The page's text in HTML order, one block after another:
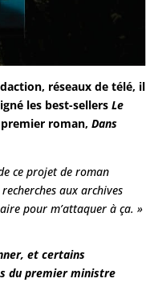
réseaux de télé, il
les best-sellersLe
premier roman,Dans
ce projet de roman
aux archives
pour m’attaquer à ça. »
et certains
du premier ministre